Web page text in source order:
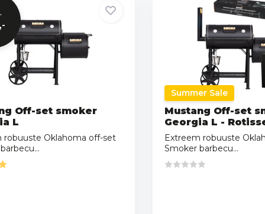
Off-set smoker
L
robuuste Oklahoma off-set
Summer Sale
Mustang Off-set
Georgia L -
Extreem robuuste
Smoker barbecu...